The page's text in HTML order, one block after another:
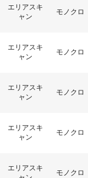
エリアスキ
ャン
モノクロ
エリアスキ
ャン
モノクロ
エリアスキ
ャン
モノクロ
エリアスキ
ャン
モノクロ
エリアスキ
モノクロ